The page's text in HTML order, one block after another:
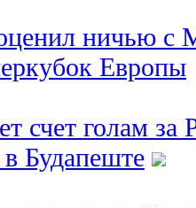
ничью с
Европы
счет голам
Будапеште